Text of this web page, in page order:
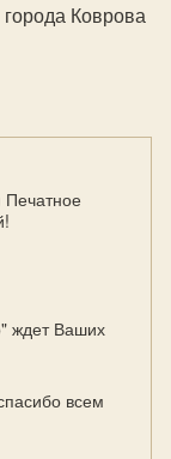
Коврова
ждет Ваших
всем